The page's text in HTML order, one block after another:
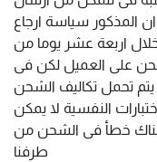
المذكور سياسة ارجاع
اربعة عشر يوما من
على العميل لكن فى
تحمل تكاليف الشحن
النفسية لا يمكن
هناك خطأ فى الشحن من
طرفنا